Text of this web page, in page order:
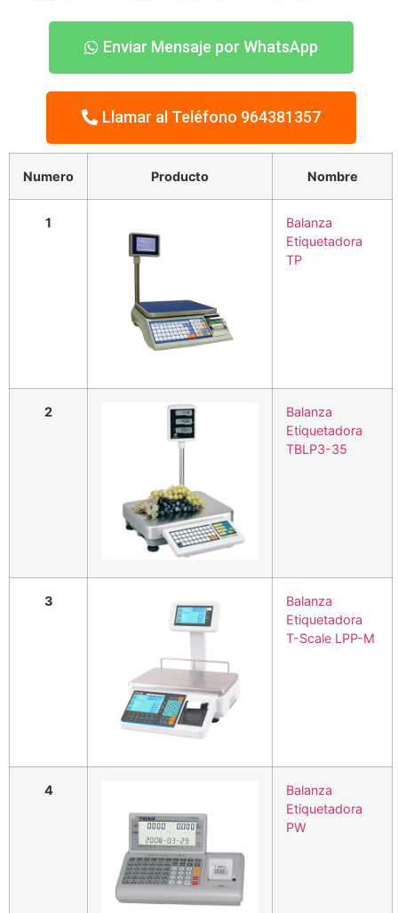
Enviar Mensaje por WhatsApp
Llamar al Teléfono 964381357
Numero Producto Nombre
1
Balanza
Etiquetadora
TP
2
Balanza
Etiquetadora
TBLP3-35
3
Balanza
Etiquetadora
T-Scale LPP-M
4
Balanza
Etiquetadora
PW